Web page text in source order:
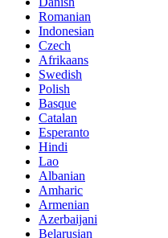
Romanian
Indonesian
Czech
Afrikaans
Swedish
Polish
Basque
Catalan
Esperanto
Hindi
Lao
Albanian
Amharic
Armenian
Azerbaijani
Belarusian